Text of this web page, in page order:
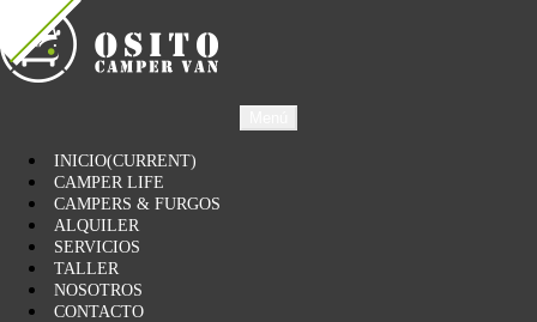
INICIO(CURRENT)
CAMPER LIFE
CAMPERS & FURGOS
ALQUILER
SERVICIOS
TALLER
NOSOTROS
CONTACTO